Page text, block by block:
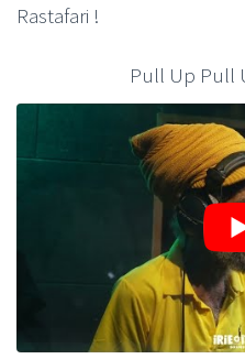
Rastafari !
Pull Up Pull